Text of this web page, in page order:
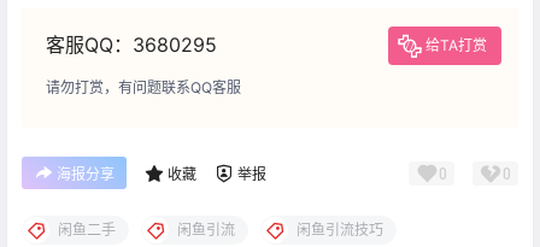
客服QQ：3680295 给TA打赏
请勿打赏，有问题联系QQ客服
海报分享 收藏 举报 0 0
闲鱼二手 闲鱼引流 闲鱼引流技巧